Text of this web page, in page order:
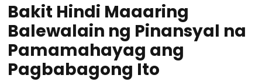
Bakit Hindi Maaaring
Balewalain ng Pinansyal na
Pamamahayag ang
Pagbabagong Ito